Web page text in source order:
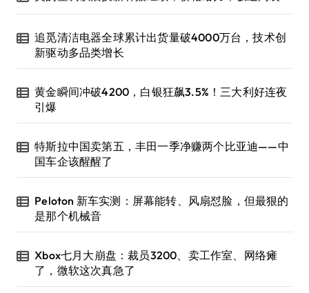
追觅清洁电器全球累计出货量破4000万台，技术创
新驱动多品类增长
黄金瞬间冲破4200，白银狂飙3.5%！三大利好连夜
引爆
特斯拉中国卖第五，丰田一季净赚两个比亚迪——中
国车企该醒醒了
Peloton 新车实测：屏幕能转、风扇怼脸，但最狠的
是那个机械音
Xbox七月大崩盘：裁员3200、卖工作室、网络瘫
了，微软这次真急了